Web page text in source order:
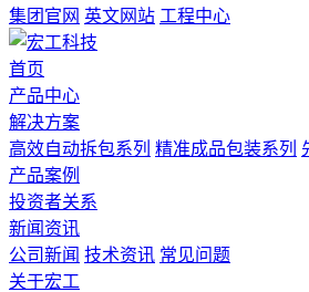
集团官网 英文网站 工程中心
首页
产品中心
解决方案
高效自动拆包系列 精准成品包装系列
产品案例
投资者关系
新闻资讯
公司新闻 技术资讯 常见问题
关于宏工